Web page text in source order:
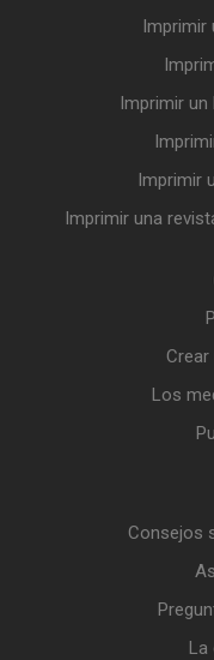
Imprimir
Imprimir
Imprimir
Imprimir una
Los
Consejos
La